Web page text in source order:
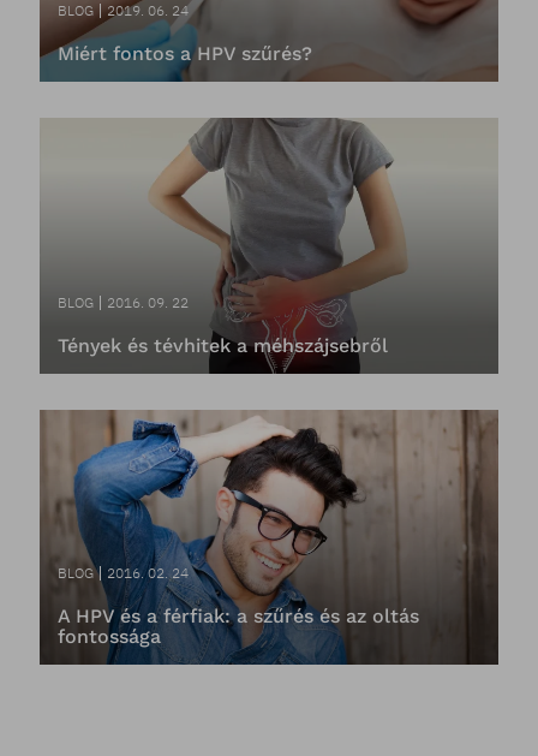
BLOG 2019. 06. 24
Miért fontos a HPV szűrés?
BLOG 2016. 09. 22
Tények és tévhitek a méhszájsebről
BLOG 2016. 02. 24
A HPV és a férfiak: a szűrés és az oltás
fontossága